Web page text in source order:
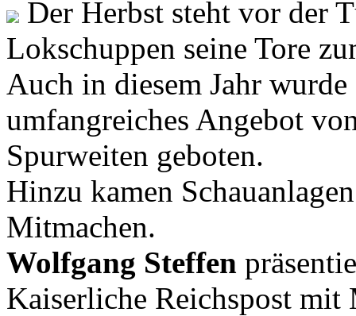
Der Herbst steht vor der
Lokschuppen seine Tore
Auch in diesem Jahr
umfangreiches Angebot
Spurweiten geboten.
Hinzu kamen
Mitmachen.
Wolfgang Steffen
Kaiserliche Reichspost mit